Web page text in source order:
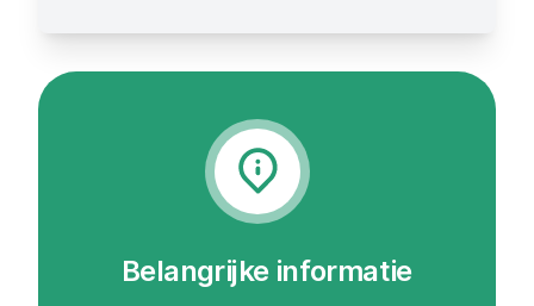
Belangrijke informatie